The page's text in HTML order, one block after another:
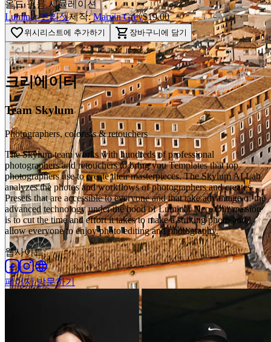
올드 필름 시뮬레이션
Luminar 프리셋제작: Marvin Grey$19.00
favorite_border 위시리스트에 추가하기 shopping_cart 장바구니에 담기
chevron_left chevron_right
크리에이터
Team Skylum
Photographers, colorists & retouchers
The Skylum team works with hundreds of professional
photographers and retouchers to bring you Templates that top
photographers use to create their masterpieces. The Skylum AI Lab
analyzes the photos and workflows of photographers and creates
Presets that are accessible to everyone and that take advantage of the
advanced technology under the hood of Luminar Neo. Our mission
is to cut the time and effort it takes to make a striking photo and
allow everyone to enjoy photo editing and photography.
웹사이트:
페이지 방문하기